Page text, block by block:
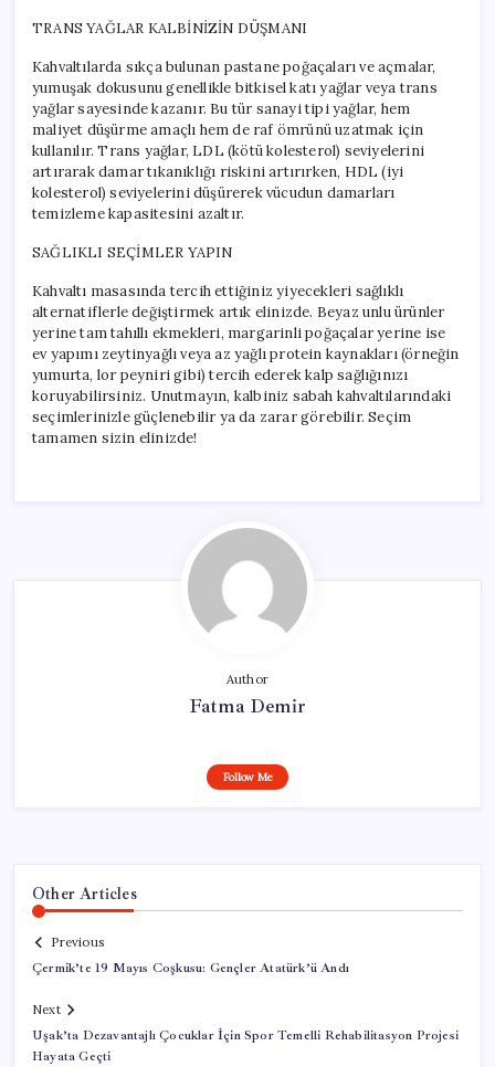
TRANS YAĞLAR KALBİNİZİN DÜŞMANI
Kahvaltılarda sıkça bulunan pastane poğaçaları ve açmalar,
yumuşak dokusunu genellikle bitkisel katı yağlar veya trans
yağlar sayesinde kazanır. Bu tür sanayi tipi yağlar, hem
maliyet düşürme amaçlı hem de raf ömrünü uzatmak için
kullanılır. Trans yağlar, LDL (kötü kolesterol) seviyelerini
artırarak damar tıkanıklığı riskini artırırken, HDL (iyi
kolesterol) seviyelerini düşürerek vücudun damarları
temizleme kapasitesini azaltır.
SAĞLIKLI SEÇİMLER YAPIN
Kahvaltı masasında tercih ettiğiniz yiyecekleri sağlıklı
alternatiflerle değiştirmek artık elinizde. Beyaz unlu ürünler
yerine tam tahıllı ekmekleri, margarinli poğaçalar yerine ise
ev yapımı zeytinyağlı veya az yağlı protein kaynakları (örneğin
yumurta, lor peyniri gibi) tercih ederek kalp sağlığınızı
koruyabilirsiniz. Unutmayın, kalbiniz sabah kahvaltılarındaki
seçimlerinizle güçlenebilir ya da zarar görebilir. Seçim
tamamen sizin elinizde!
Author
Fatma Demir
Follow Me
Other Articles
Previous
Çermik’te 19 Mayıs Coşkusu: Gençler Atatürk’ü Andı
Next
Uşak’ta Dezavantajlı Çocuklar İçin Spor Temelli Rehabilitasyon Projesi
Hayata Geçti